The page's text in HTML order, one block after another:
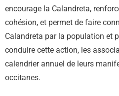
encourage la Calandreta,
cohésion, et permet de faire
Calandreta par la population et
conduire cette action, les
calendrier annuel de leurs
occitanes.